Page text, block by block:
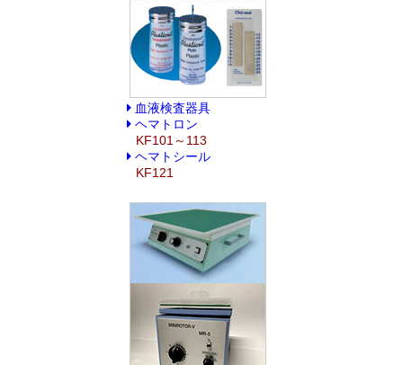
血液検査器具
ヘマトロン
KF101～113
ヘマトシール
KF121